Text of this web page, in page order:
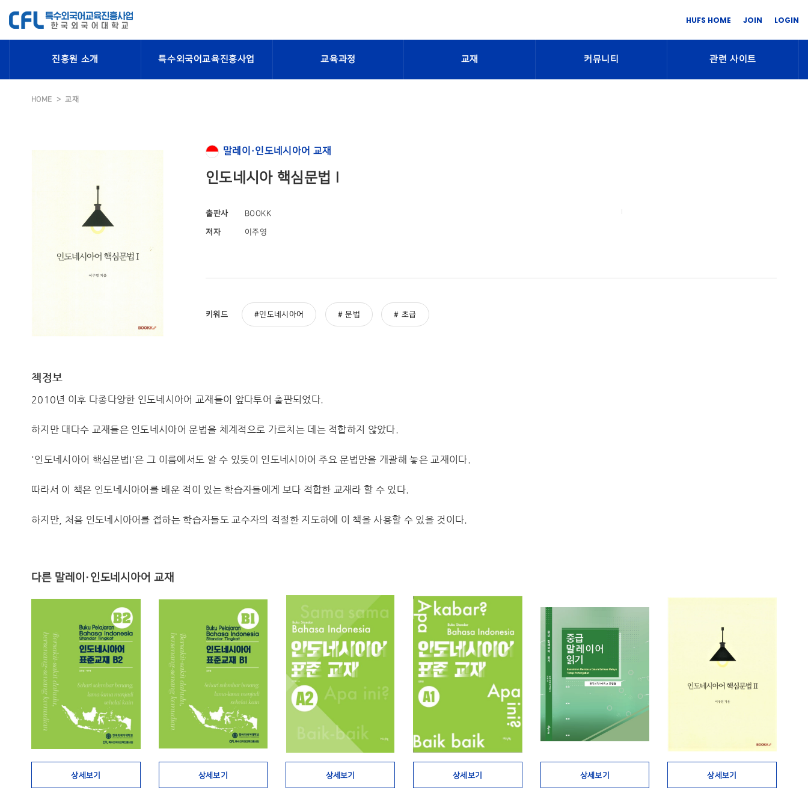
HUFS HOME JOIN LOGIN
진흥원 소개 특수외국어교육진흥사업 교육과정 교재 커뮤니티 관련 사이트
HOME 교재
말레이·인도네시아어 교재
인도네시아 핵심문법 I
출판사 BOOKK
저자 이주영
키워드 인도네시아어 문법 초급
책정보
2010년 이후 다종다양한 인도네시아어 교재들이 앞다투어 출판되었다.
하지만 대다수 교재들은 인도네시아어 문법을 체계적으로 가르치는 데는 적합하지 않았다.
'인도네시아어 핵심문법I'은 그 이름에서도 알 수 있듯이 인도네시아어 주요 문법만을 개괄해 놓은 교재이다.
따라서 이 책은 인도네시아어를 배운 적이 있는 학습자들에게 보다 적합한 교재라 할 수 있다.
하지만, 처음 인도네시아어를 접하는 학습자들도 교수자의 적절한 지도하에 이 책을 사용할 수 있을 것이다.
다른 말레이·인도네시아어 교재
상세보기 상세보기 상세보기 상세보기 상세보기 상세보기